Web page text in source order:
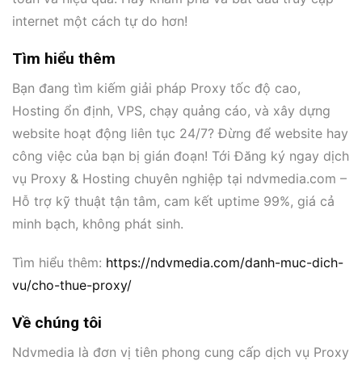
internet một cách tự do hơn!
Tìm hiểu thêm
Bạn đang tìm kiếm giải pháp Proxy tốc độ cao,
Hosting ổn định, VPS, chạy quảng cáo, và xây dựng
website hoạt động liên tục 24/7? Đừng để website hay
công việc của bạn bị gián đoạn! Tới Đăng ký ngay dịch
vụ Proxy & Hosting chuyên nghiệp tại ndvmedia.com –
Hỗ trợ kỹ thuật tận tâm, cam kết uptime 99%, giá cả
minh bạch, không phát sinh.
Tìm hiểu thêm: https://ndvmedia.com/danh-muc-dich-
vu/cho-thue-proxy/
Về chúng tôi
Ndvmedia là đơn vị tiên phong cung cấp dịch vụ Proxy